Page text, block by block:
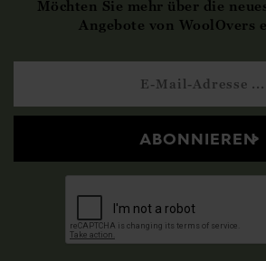
Möchten Sie mehr über die
Angebote von WoolOvers
ABONNIEREN